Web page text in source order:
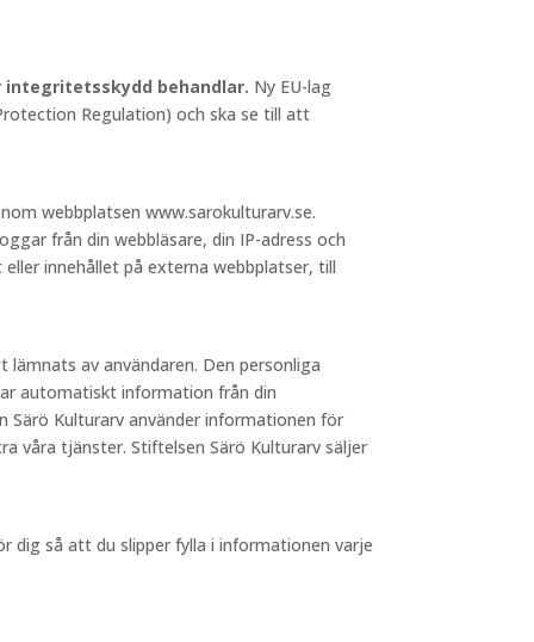
behandlar. Ny EU-lag
Regulation) och ska se till att
webbplatsen www.sarokulturarv.se.
från din webbläsare, din IP-adress och
innehållet på externa webbplatser, till
av användaren. Den personliga
automatiskt information från din
Särö Kulturarv använder informationen för
våra tjänster. Stiftelsen Särö Kulturarv säljer
dig så att du slipper fylla i informationen varje